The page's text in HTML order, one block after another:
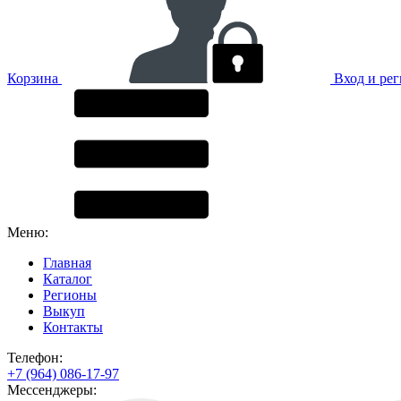
Корзина Вход и
Меню:
Главная
Каталог
Регионы
Выкуп
Контакты
Телефон:
+7 (964) 086-17-97
Мессенджеры: